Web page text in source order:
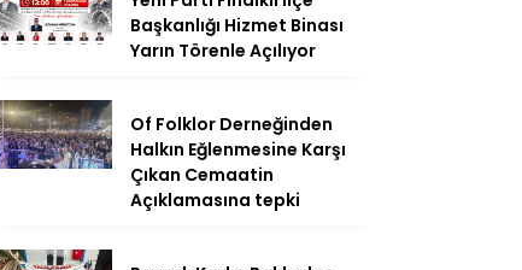
Başkanlığı Hizmet Binası
Yarın Törenle Açılıyor
Of Folklor Derneğinden
Halkın Eğlenmesine Karşı
Çıkan Cemaatin
Açıklamasına tepki